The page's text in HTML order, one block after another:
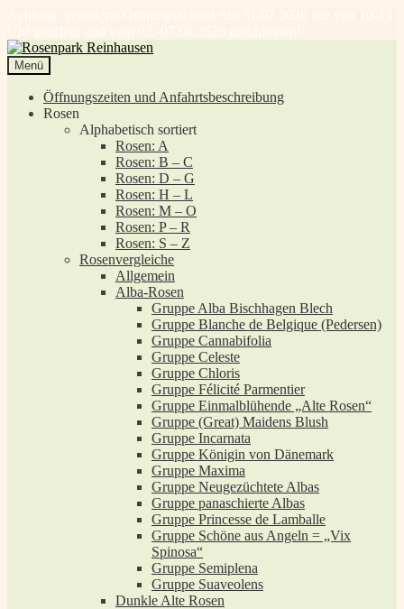
Achtung, geänderte Öffnungszeiten! Am 31.07.2026 nur von 10-13
Uhr geöffnet und vom 03.-07.08.2026 geschlossen!
Zur
Navigation
springen
Zum
Inhalt
springen
Menü
Öffnungszeiten und Anfahrtsbeschreibung
Rosen
Alphabetisch sortiert
Rosen: A
Rosen: B – C
Rosen: D – G
Rosen: H – L
Rosen: M – O
Rosen: P – R
Rosen: S – Z
Rosenvergleiche
Allgemein
Alba-Rosen
Gruppe Alba Bischhagen Blech
Gruppe Blanche de Belgique (Pedersen)
Gruppe Cannabifolia
Gruppe Celeste
Gruppe Chloris
Gruppe Félicité Parmentier
Gruppe Einmalblühende „Alte Rosen“
Gruppe (Great) Maidens Blush
Gruppe Incarnata
Gruppe Königin von Dänemark
Gruppe Maxima
Gruppe Neugezüchtete Albas
Gruppe panaschierte Albas
Gruppe Princesse de Lamballe
Gruppe Schöne aus Angeln = „Vix
Spinosa“
Gruppe Semiplena
Gruppe Suaveolens
Dunkle Alte Rosen